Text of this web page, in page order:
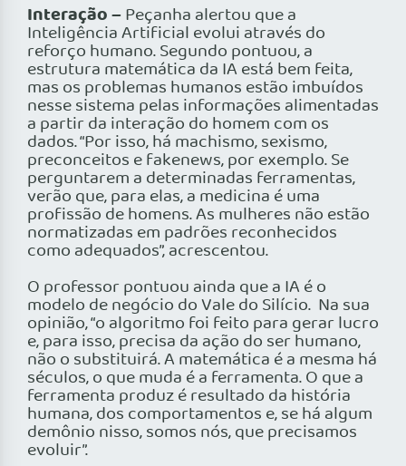
Interação –Peçanha alertou que a
Inteligência Artificial evolui através do
reforço humano. Segundo pontuou, a
estrutura matemática da IA está bem feita,
mas os problemas humanos estão imbuídos
nesse sistema pelas informações alimentadas
a partir da interação do homem com os
dados. “Por isso, há machismo, sexismo,
preconceitos e fakenews, por exemplo. Se
perguntarem a determinadas ferramentas,
verão que, para elas, a medicina é uma
profissão de homens. As mulheres não estão
normatizadas em padrões reconhecidos
como adequados”, acrescentou.
O professor pontuou ainda que a IA é o
modelo de negócio do Vale do Silício. Na sua
opinião, “o algoritmo foi feito para gerar lucro
e, para isso, precisa da ação do ser humano,
não o substituirá. A matemática é a mesma há
séculos, o que muda é a ferramenta. O que a
ferramenta produz é resultado da história
humana, dos comportamentos e, se há algum
demônio nisso, somos nós, que precisamos
evoluir”.